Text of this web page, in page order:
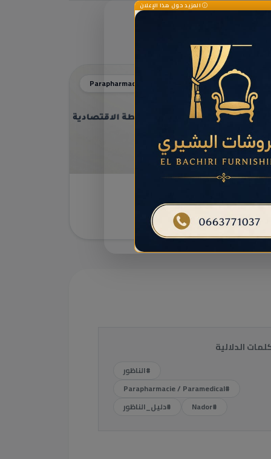
Parapharmacie / Paramedical
عرض التفاصيل
الدلالية
#الناظور
#Parapharmacie / Paramedical
#Nador
#دليل_الناظور
المزيد حول هذا الإعلان